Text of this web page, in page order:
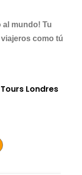
al mundo! Tu
como tú
Tours Londres